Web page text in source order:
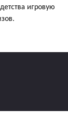
игровую